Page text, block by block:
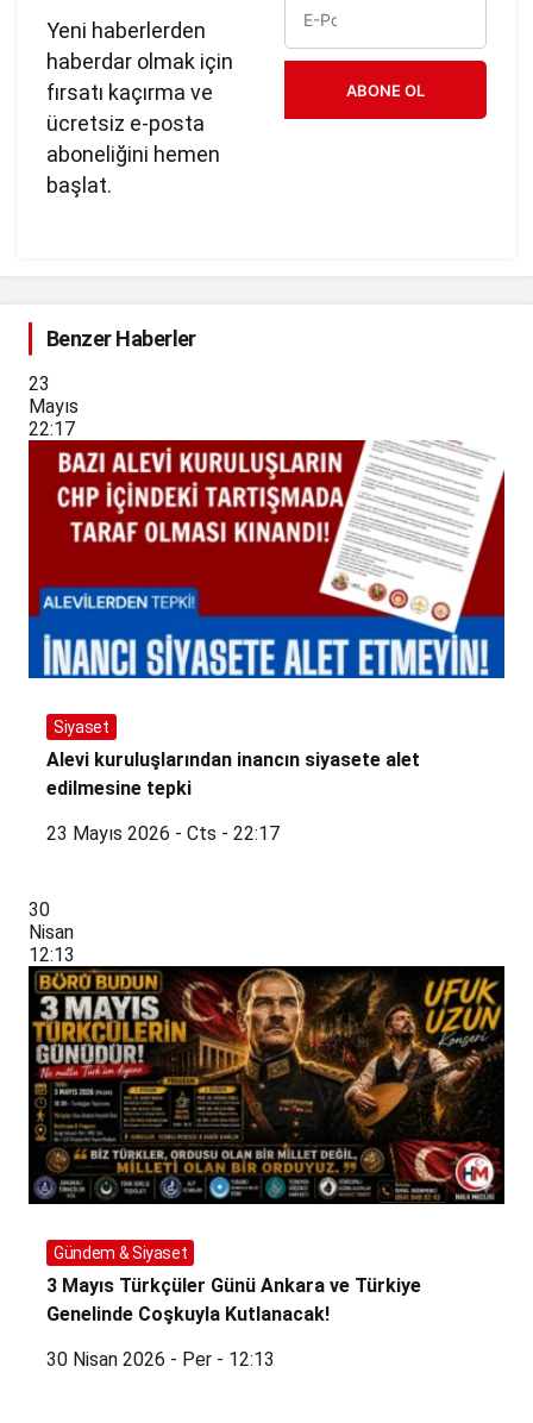
Yeni haberlerden
haberdar olmak için
fırsatı kaçırma ve
ücretsiz e-posta
aboneliğini hemen
başlat.
ABONE OL
Benzer Haberler
23
Mayıs
22:17
Siyaset
Alevi kuruluşlarından inancın siyasete alet
edilmesine tepki
23 Mayıs 2026 - Cts - 22:17
30
Nisan
12:13
Gündem & Siyaset
3 Mayıs Türkçüler Günü Ankara ve Türkiye
Genelinde Coşkuyla Kutlanacak!
30 Nisan 2026 - Per - 12:13